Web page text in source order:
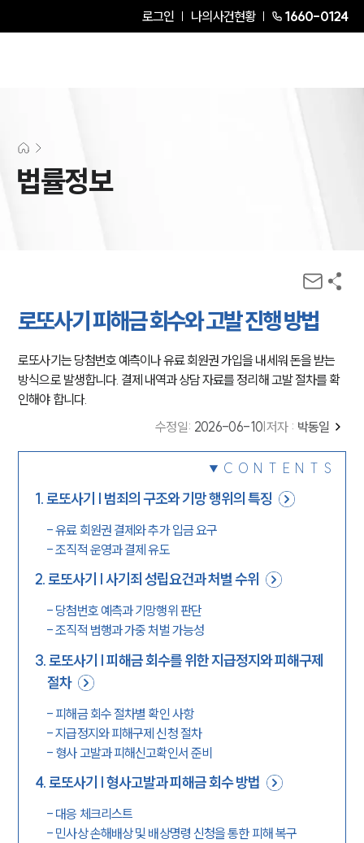
로그인 나의사건현황 1660-0124
법률정보
로또사기 피해금 회수와 고발 진행 방법
로또사기는 당첨번호 예측이나 유료 회원권 가입을 내세워 돈을 받는
방식으로 발생합니다. 결제 내역과 상담 자료를 정리해 고발 절차를 확
인해야 합니다.
수정일: 2026-06-10 저자 : 박동일
CONTENTS
1.로또사기 | 범죄의 구조와 기망 행위의 특징
-유료 회원권 결제와 추가 입금 요구
-조직적 운영과 결제 유도
2.로또사기 | 사기죄 성립요건과 처벌 수위
- 당첨번호 예측과 기망행위 판단
-조직적 범행과 가중 처벌 가능성
3.로또사기 | 피해금 회수를 위한 지급정지와 피해구제
절차
- 피해금 회수 절차별 확인 사항
-지급정지와 피해구제 신청 절차
- 형사 고발과 피해신고확인서 준비
4.로또사기 | 형사고발과 피해금 회수 방법
- 대응 체크리스트
- 민사상 손해배상 및 배상명령 신청을 통한 피해 복구